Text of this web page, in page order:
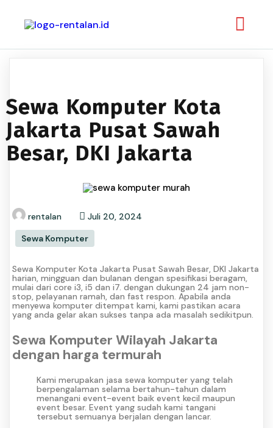
Sewa Komputer Kota
Jakarta Pusat Sawah
Besar, DKI Jakarta
rentalan
Juli 20, 2024
Sewa Komputer
Sewa Komputer Kota Jakarta Pusat Sawah Besar, DKI Jakarta
harian, mingguan dan bulanan dengan spesifikasi beragam,
mulai dari core i3, i5 dan i7. dengan dukungan 24 jam non-
stop, pelayanan ramah, dan fast respon. Apabila anda
menyewa komputer ditempat kami, kami pastikan acara
yang anda gelar akan sukses tanpa ada masalah sedikitpun.
Sewa Komputer Wilayah Jakarta
dengan harga termurah
Kami merupakan jasa sewa komputer yang telah
berpengalaman selama bertahun-tahun dalam
menangani event-event baik event kecil maupun
event besar. Event yang sudah kami tangani
tersebut semuanya berjalan dengan lancar.